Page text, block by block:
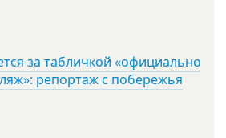
за табличкой «официально
репортаж с побережья